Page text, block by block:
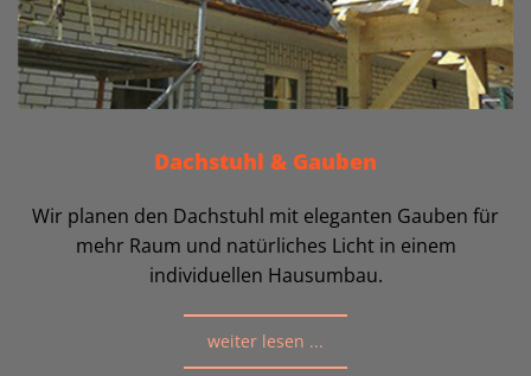
Dachstuhl & Gauben
Wir planen den Dachstuhl mit eleganten Gauben für
mehr Raum und natürliches Licht in einem
individuellen Hausumbau.
weiter lesen ...